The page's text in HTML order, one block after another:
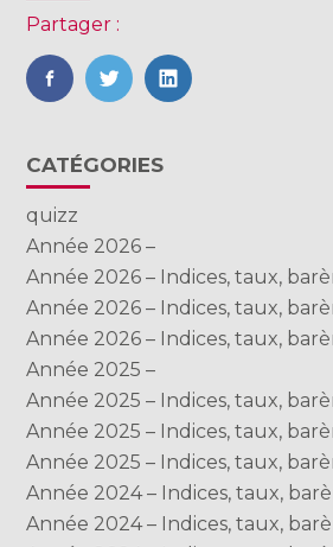
Partager :
FaceBook
TwitterLinkedIn
Blog
sidebar
CATÉGORIES
quizz
Année 2026 –
Année 2026 – Indices, taux,
Année 2026 – Indices, taux,
Année 2026 – Indices, taux,
Année 2025 –
Année 2025 – Indices, taux,
Année 2025 – Indices, taux,
Année 2025 – Indices, taux,
Année 2024 – Indices, taux,
Année 2024 – Indices, taux,